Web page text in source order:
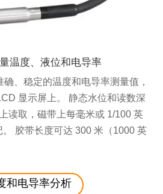
温度、液位和电导率
确、稳定的温度和电导率测量值，
显示屏上。 静态水位和读数深
读取，磁带上每毫米或 1/100 英
胶带长度可达 300 米（1000 英
和电导率分析